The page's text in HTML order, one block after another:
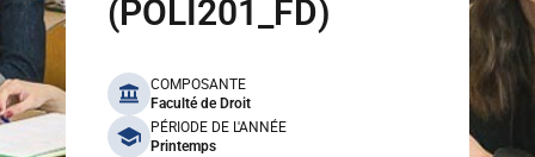
(POLI201_FD)
benefits
COMPOSANTE
Faculté de Droit
PÉRIODE DE L'ANNÉE
Printemps